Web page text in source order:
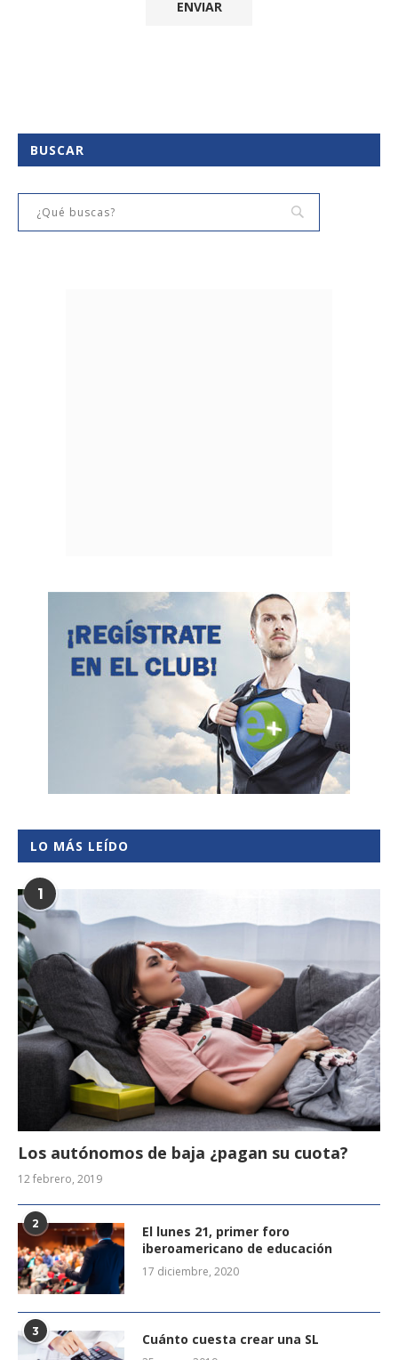
BUSCAR
LO MÁS LEÍDO
1
Los autónomos de baja ¿pagan su cuota?
12 febrero, 2019
2
El lunes 21, primer foro
iberoamericano de educación
17 diciembre, 2020
3 Cuánto cuesta crear una SL